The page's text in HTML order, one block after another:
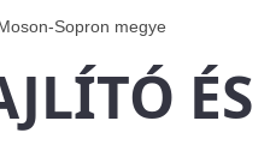
Sopron megye
ÉS